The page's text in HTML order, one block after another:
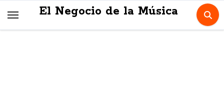
El Negocio de la Música